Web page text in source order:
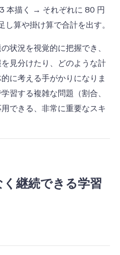
3 本描く → それぞれに 80 円
し算や掛け算で合計を出す。
状況を視覚的に把握でき、
見分けたり、どのような計
に考える手がかりになりま
習する複雑な問題（割合、
できる、非常に重要なスキ
継続できる学習